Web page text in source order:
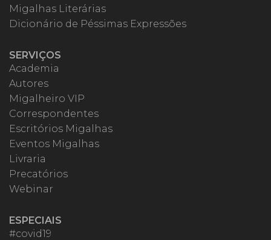
Migalhas Literárias
Dicionário de Péssimas Expressões
SERVIÇOS
Academia
Autores
Migalheiro VIP
Correspondentes
Escritórios Migalhas
Eventos Migalhas
Livraria
Precatórios
Webinar
ESPECIAIS
#covid19